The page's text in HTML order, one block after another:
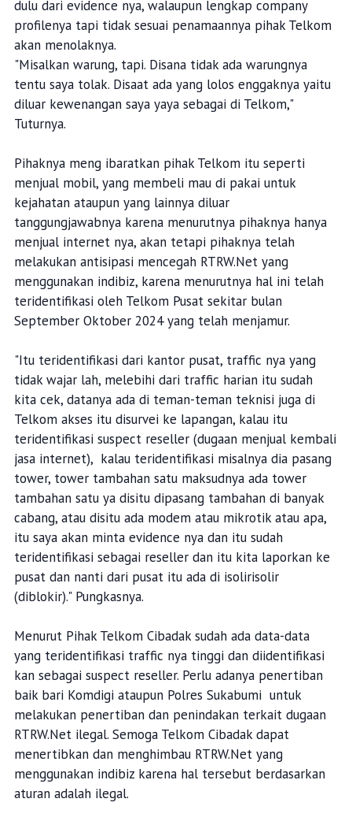
dulu dari evidence nya, walaupun lengkap company
profilenya tapi tidak sesuai penamaannya pihak Telkom
akan menolaknya.
"Misalkan warung, tapi. Disana tidak ada warungnya
tentu saya tolak. Disaat ada yang lolos enggaknya yaitu
diluar kewenangan saya yaya sebagai di Telkom,"
Tuturnya.
Pihaknya meng ibaratkan pihak Telkom itu seperti
menjual mobil, yang membeli mau di pakai untuk
kejahatan ataupun yang lainnya diluar
tanggungjawabnya karena menurutnya pihaknya hanya
menjual internet nya, akan tetapi pihaknya telah
melakukan antisipasi mencegah RTRW.Net yang
menggunakan indibiz, karena menurutnya hal ini telah
teridentifikasi oleh Telkom Pusat sekitar bulan
September Oktober 2024 yang telah menjamur.
"Itu teridentifikasi dari kantor pusat, traffic nya yang
tidak wajar lah, melebihi dari traffic harian itu sudah
kita cek, datanya ada di teman-teman teknisi juga di
Telkom akses itu disurvei ke lapangan, kalau itu
teridentifikasi suspect reseller (dugaan menjual kembali
jasa internet), kalau teridentifikasi misalnya dia pasang
tower, tower tambahan satu maksudnya ada tower
tambahan satu ya disitu dipasang tambahan di banyak
cabang, atau disitu ada modem atau mikrotik atau apa,
itu saya akan minta evidence nya dan itu sudah
teridentifikasi sebagai reseller dan itu kita laporkan ke
pusat dan nanti dari pusat itu ada di isolirisolir
(diblokir)." Pungkasnya.
Menurut Pihak Telkom Cibadak sudah ada data-data
yang teridentifikasi traffic nya tinggi dan diidentifikasi
kan sebagai suspect reseller. Perlu adanya penertiban
baik bari Komdigi ataupun Polres Sukabumi untuk
melakukan penertiban dan penindakan terkait dugaan
RTRW.Net ilegal. Semoga Telkom Cibadak dapat
menertibkan dan menghimbau RTRW.Net yang
menggunakan indibiz karena hal tersebut berdasarkan
aturan adalah ilegal.